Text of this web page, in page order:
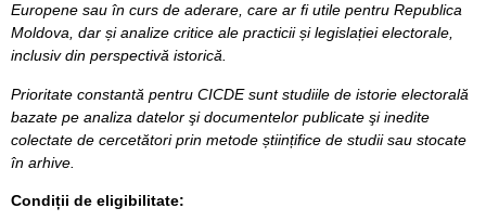
Europene sau în curs de aderare, care ar fi utile pentru Republica
Moldova, dar și analize critice ale practicii și legislației electorale,
inclusiv din perspectivă istorică.
Prioritate constantă pentru CICDE sunt studiile de istorie electorală
bazate pe analiza datelor şi documentelor publicate şi inedite
colectate de cercetători prin metode științifice de studii sau stocate
în arhive.
Condiții de eligibilitate: